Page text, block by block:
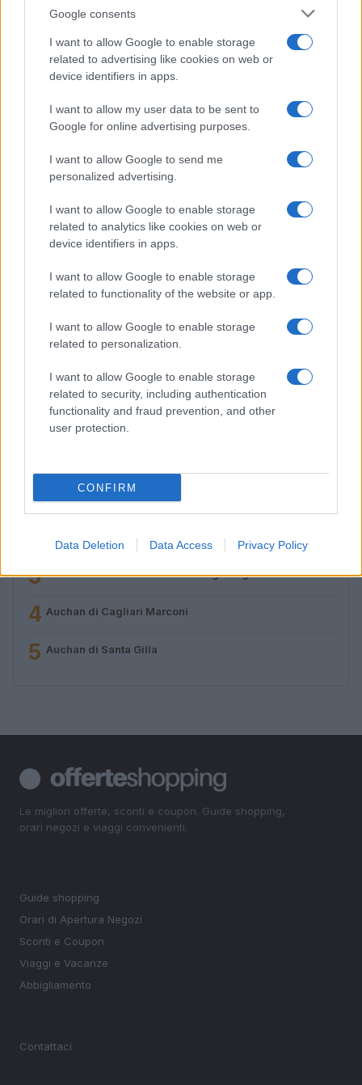
Google consents
I want to allow Google to enable storage
related to advertising like cookies on web or
device identifiers in apps.
I want to allow my user data to be sent to
Google for online advertising purposes.
I want to allow Google to send me
personalized advertising.
I want to allow Google to enable storage
related to analytics like cookies on web or
device identifiers in apps.
I want to allow Google to enable storage
related to functionality of the website or app.
I want to allow Google to enable storage
related to personalization.
I want to allow Google to enable storage
related to security, including authentication
functionality and fraud prevention, and other
user protection.
CONFIRM
Data Deletion Data Access Privacy Policy
Centro Commerciale Prato Sardo
2015
3 Quando cominciano i saldi a Cagliari gennaio 2015
4 Auchan di Cagliari Marconi
5 Auchan di Santa Gilla
Le migliori offerte, sconti e coupon. Guide shopping,
orari negozi e viaggi convenienti.
Guide shopping
Orari di Apertura Negozi
Sconti e Coupon
Viaggi e Vacanze
Abbigliamento
Contattaci